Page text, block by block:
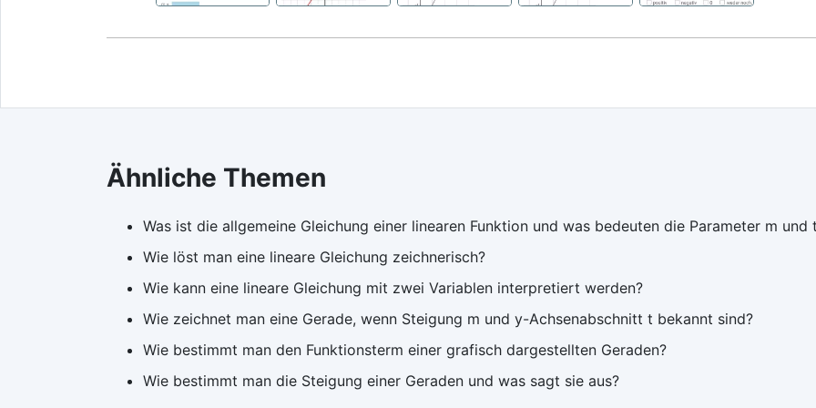
Ähnliche Themen
Was ist die allgemeine Gleichung einer linearen Funktion und was bedeuten die Parameter m und
Wie löst man eine lineare Gleichung zeichnerisch?
Wie kann eine lineare Gleichung mit zwei Variablen interpretiert werden?
Wie zeichnet man eine Gerade, wenn Steigung m und y-Achsenabschnitt t bekannt sind?
Wie bestimmt man den Funktionsterm einer grafisch dargestellten Geraden?
Wie bestimmt man die Steigung einer Geraden und was sagt sie aus?